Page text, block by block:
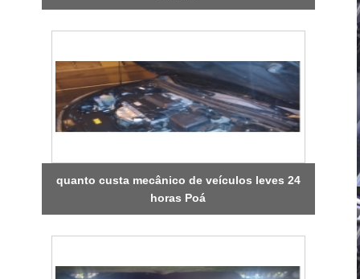
quanto custa mecânico de veículos leves 24
horas Poá